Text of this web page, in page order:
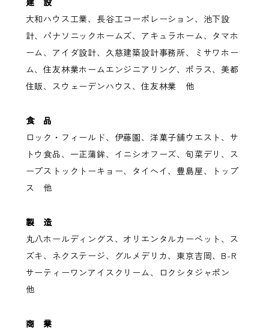
大和ハウス工業、長谷工コーポレーション、池下設
計、パナソニックホームズ、アキュラホーム、タマホ
ーム、アイダ設計、久慈建築設計事務所、ミサワホー
ム、住友林業ホームエンジニアリング、ポラス、美都
住販、スウェーデンハウス、住友林業 他
食 品
ロック・フィールド、伊藤園、洋菓子舗ウエスト、サ
トウ食品、一正蒲鉾、イニシオフーズ、旬菜デリ、ス
ープストックトーキョー、タイヘイ、豊島屋、トップ
ス 他
製 造
丸八ホールディングス、オリエンタルカーペット、ス
ズキ、ネクステージ、グルメデリカ、東京吉岡、B-R
サーティーワンアイスクリーム、ロクシタジャポン
他
商 業